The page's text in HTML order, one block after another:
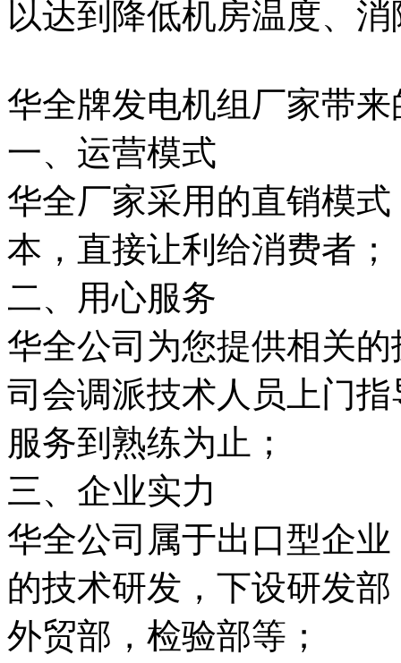
以达到降低机房温度、
华全牌发电机组厂家带
一、运营模式
华全厂家采用的直销模
本，直接让利给消费者；
二、用心服务
华全公司为您提供相关
司会调派技术人员上门
服务到熟练为止；
三、企业实力
华全公司属于出口型企
的技术研发，下设研发
外贸部，检验部等；